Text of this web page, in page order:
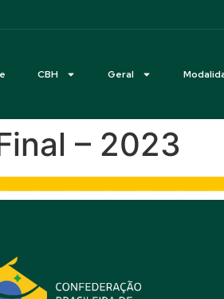
CBH Geral
– 2023